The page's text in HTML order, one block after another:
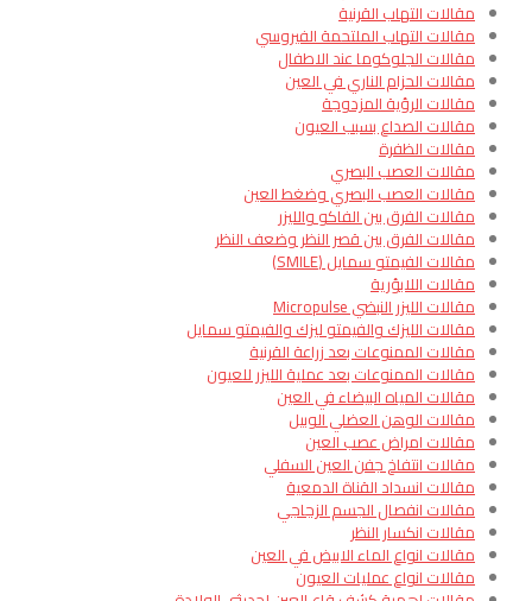
مقالات التهاب القرنية
مقالات التهاب الملتحمة الفيروسي
مقالات الجلوكوما عند الاطفال
مقالات الحزام الناري في العين
مقالات الرؤية المزدوجة
مقالات الصداع بسبب العيون
مقالات الظفرة
مقالات العصب البصري
مقالات العصب البصري وضغط العين
مقالات الفرق بين الفاكو والليزر
مقالات الفرق بين قصر النظر وضعف النظر
مقالات الفيمتو سمايل (SMILE)
مقالات اللابؤرية
مقالات الليزر النبضي Micropulse
مقالات الليزك والفيمتو ليزك والفيمتو سمايل
مقالات الممنوعات بعد زراعة القرنية
مقالات الممنوعات بعد عملية الليزر للعيون
مقالات المياه البيضاء في العين
مقالات الوهن العضلي الوبيل
مقالات امراض عصب العين
مقالات انتفاخ جفن العين السفلي
مقالات انسداد القناة الدمعية
مقالات انفصال الجسم الزجاجي
مقالات انكسار النظر
مقالات انواع الماء الابيض في العين
مقالات انواع عمليات العيون